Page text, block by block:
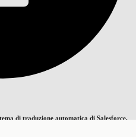
di traduzione automatica di Salesforce.